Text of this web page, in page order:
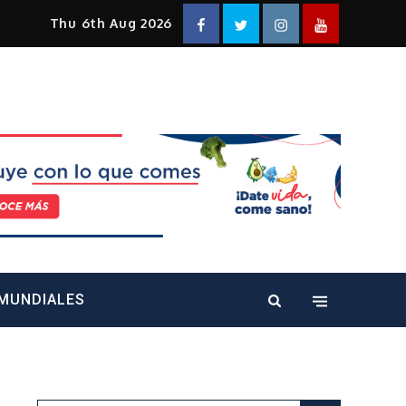
Thu 6th Aug 2026 FacebookTwitterInstagramYouTube